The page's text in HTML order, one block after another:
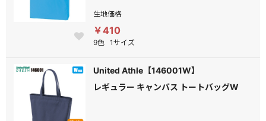
生地価格
￥410
9色 1サイズ
United Athle【146001W】
レギュラー キャンバス トートバッグW